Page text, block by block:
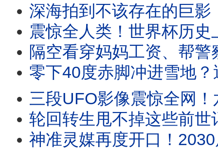
深海拍到不该存在的巨影！消失百年“海怪活体”
震惊全人类！世界杯历史上最邪门的5大
隔空看穿妈妈工资、帮警察找回失物
零下40度赤脚冲进雪地？迪亚特洛夫山
三段UFO影像震惊全网！六角史前飞船｜“四不像”变形金刚｜树
轮回转生甩不掉这些前世记忆！恐高偏要跳伞？
神准灵媒再度开口！2030后“这个大国”将不复